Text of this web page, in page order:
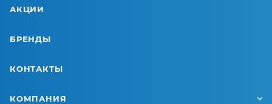
АКЦИИ
БРЕНДЫ
КОНТАКТЫ
КОМПАНИЯ